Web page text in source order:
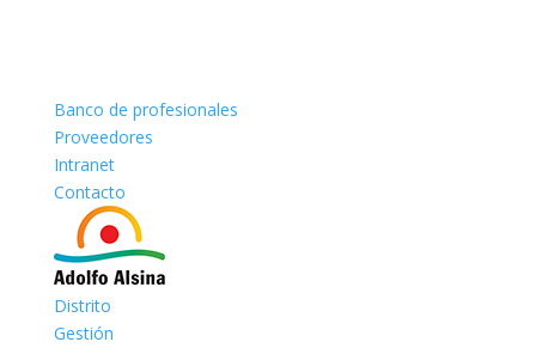
Banco de profesionales
Proveedores
Intranet
Contacto
Distrito
Gestión